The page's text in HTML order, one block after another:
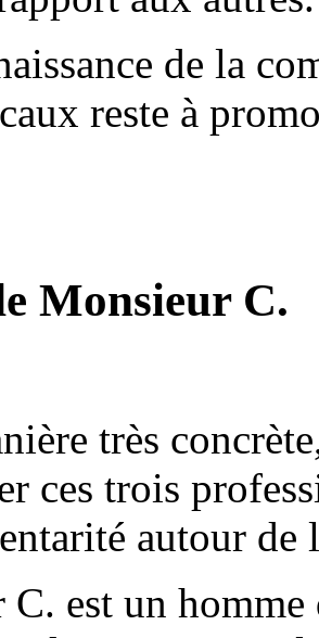
de la
reste à
Monsieur C.
très
ces trois
autour de
est un